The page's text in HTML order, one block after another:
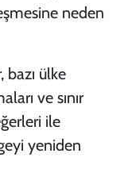
neden
ülke
ve sınır
ile
yeniden